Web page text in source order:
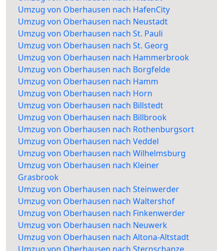
Umzug von Oberhausen nach HafenCity
Umzug von Oberhausen nach Neustadt
Umzug von Oberhausen nach St. Pauli
Umzug von Oberhausen nach St. Georg
Umzug von Oberhausen nach Hammerbrook
Umzug von Oberhausen nach Borgfelde
Umzug von Oberhausen nach Hamm
Umzug von Oberhausen nach Horn
Umzug von Oberhausen nach Billstedt
Umzug von Oberhausen nach Billbrook
Umzug von Oberhausen nach Rothenburgsort
Umzug von Oberhausen nach Veddel
Umzug von Oberhausen nach Wilhelmsburg
Umzug von Oberhausen nach Kleiner
Grasbrook
Umzug von Oberhausen nach Steinwerder
Umzug von Oberhausen nach Waltershof
Umzug von Oberhausen nach Finkenwerder
Umzug von Oberhausen nach Neuwerk
Umzug von Oberhausen nach Altona-Altstadt